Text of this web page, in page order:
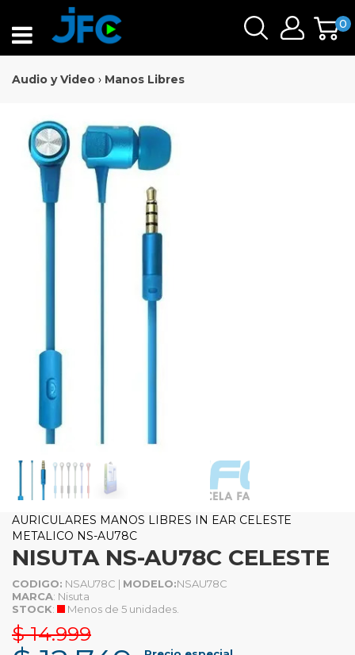
0
Audio y Video › Manos Libres
AURICULARES MANOS LIBRES IN EAR CELESTE
METALICO NS-AU78C
NISUTA NS-AU78C CELESTE
CODIGO: NSAU78C | MODELO:NSAU78C
MARCA: Nisuta
STOCK: Menos de 5 unidades.
$ 14.999